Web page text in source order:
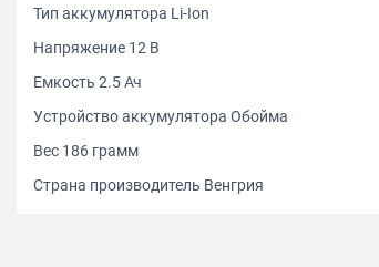
Тип аккумулятора Li-Ion
Напряжение 12 В
Емкость 2.5 Ач
Устройство аккумулятора Обойма
Вес 186 грамм
Страна производитель Венгрия